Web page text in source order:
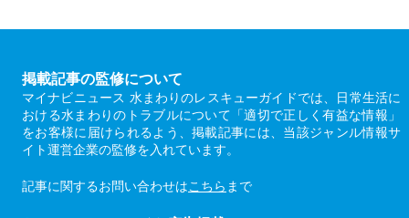
掲載記事の監修について
マイナビニュース 水まわりのレスキューガイドでは、日常生活に
おける水まわりのトラブルについて「適切で正しく有益な情報」
をお客様に届けられるよう、掲載記事には、当該ジャンル情報サ
イト運営企業の監修を入れています。
記事に関するお問い合わせはこちら まで